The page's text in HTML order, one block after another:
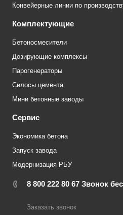
Конвейерные линии по
Комплектующие
Бетоносмесители
Дозирующие комплексы
Парогенераторы
Силосы цемента
Мини бетонные заводы
Сервис
Экономика бетона
Запуск завода
Модернизация РБУ
8 800 222 80 67 Звонок
Заказать звонок